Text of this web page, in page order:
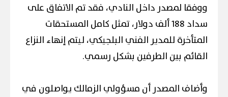
ووفقا لمصدر داخل النادي، فقد تم الاتفاق على
سداد 188 ألف دولار، تمثل كامل المستحقات
المتأخرة للمدير الفني البلجيكي، ليتم إنهاء النزاع
القائم بين الطرفين بشكل رسمي.
وأضاف المصدر أن مسؤولي الزمالك يواصلون في